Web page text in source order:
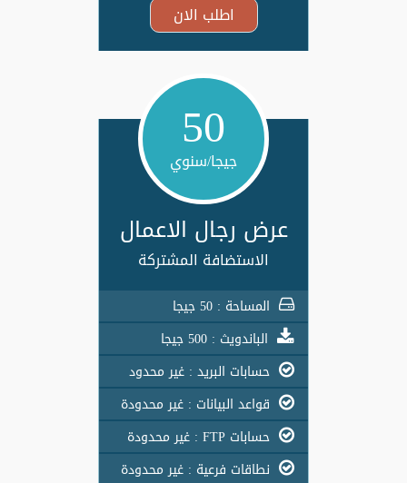
اطلب الان
50
جيجا/سنوي
عرض رجال الاعمال
الاستضافة المشتركة
المساحة : 50 جيجا
الباندويث : 500 جيجا
حسابات البريد : غير محدود
قواعد البيانات : غير محدودة
حسابات FTP : غير محدودة
نطاقات فرعية : غير محدودة